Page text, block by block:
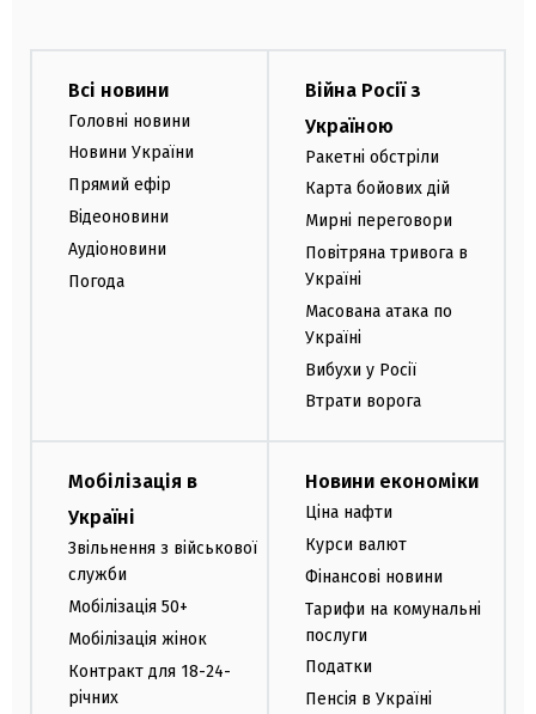
Всі новини
Головні новини
Новини України
Прямий ефір
Відеоновини
Аудіоновини
Погода
Війна Росії з
Україною
Ракетні обстріли
Карта бойових дій
Мирні переговори
Повітряна тривога в
Україні
Масована атака по
Україні
Вибухи у Росії
Втрати ворога
Мобілізація в
Україні
Звільнення з військової
служби
Мобілізація 50+
Мобілізація жінок
Контракт для 18-24-
річних
Новини економіки
Ціна нафти
Курси валют
Фінансові новини
Тарифи на комунальні
послуги
Податки
Пенсія в Україні